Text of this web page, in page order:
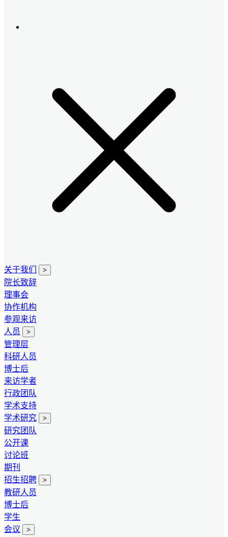
关于我们 >
院长致辞
理事会
协作机构
参观来访
人员
>
管理层
科研人员
博士后
来访学者
行政团队
学术支持
学术研究
>
研究团队
公开课
讨论班
期刊
招生招聘
>
教研人员
博士后
学生
会议
>